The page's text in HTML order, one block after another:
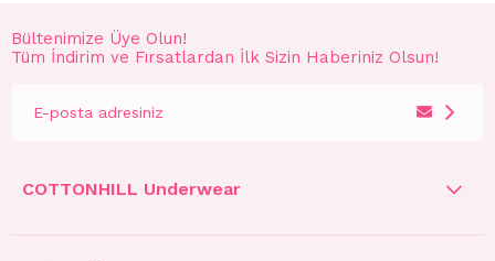
Bültenimize Üye Olun!
Tüm İndirim ve Fırsatlardan İlk Sizin Haberiniz Olsun!
COTTONHILL Underwear